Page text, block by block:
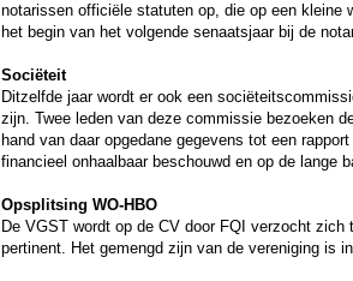
notarissen officiële statuten op, die op een kleine
het begin van het volgende senaatsjaar bij de
Sociëteit
Ditzelfde jaar wordt er ook een
zijn. Twee leden van deze commissie bezoeken
hand van daar opgedane gegevens tot een
financieel onhaalbaar beschouwd en op de lange
Opsplitsing WO-HBO
De VGST wordt op de CV door FQI verzocht
pertinent. Het gemengd zijn van de vereniging is